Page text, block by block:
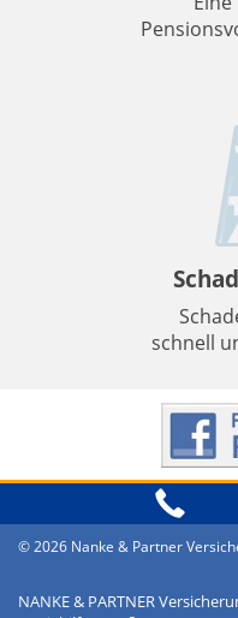
schnell
© 2026 Nanke & Partner
NANKE & PARTNER